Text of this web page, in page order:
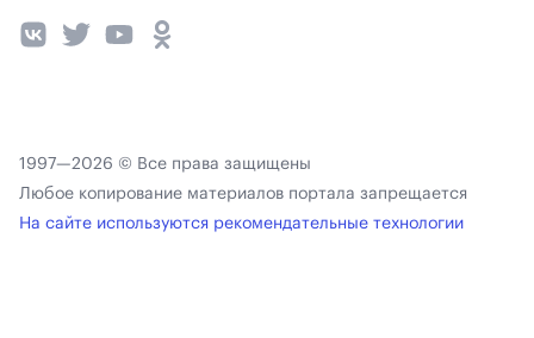
1997—2026 © Все права защищены
Любое копирование материалов портала запрещается
На сайте используются рекомендательные технологии